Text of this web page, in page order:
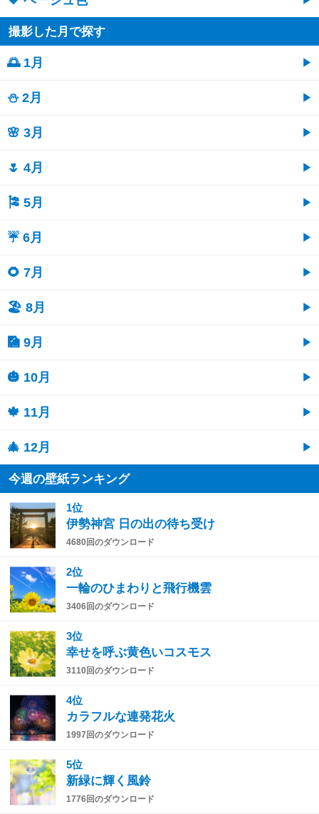
撮影した月で探す
🌅 1月
⛄ 2月
🌸 3月
🌷 4月
🎏 5月
☔ 6月
🌻 7月
🏖 8月
🎑 9月
🎃 10月
🍁 11月
🎄 12月
今週の壁紙ランキング
1位
伊勢神宮 日の出の待ち受け
4680回のダウンロード
2位
一輪のひまわりと飛行機雲
3406回のダウンロード
3位
幸せを呼ぶ黄色いコスモス
3110回のダウンロード
4位
カラフルな連発花火
1997回のダウンロード
5位
新緑に輝く風鈴
1776回のダウンロード